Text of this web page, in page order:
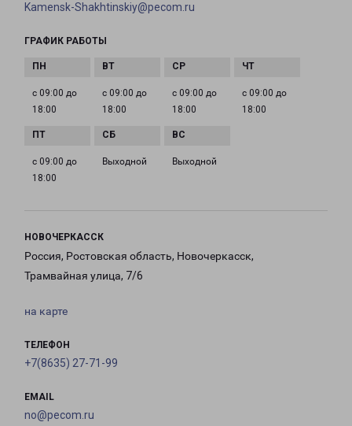
Kamensk-Shakhtinskiy@pecom.ru
ГРАФИК РАБОТЫ
с 09:00 до
18:00
с 09:00 до
18:00
с 09:00 до
18:00
с 09:00 до
18:00
с 09:00 до
18:00
Выходной Выходной
НОВОЧЕРКАССК
Россия, Ростовская область, Новочеркасск,
Трамвайная улица, 7/6
на карте
ТЕЛЕФОН
+7(8635) 27-71-99
EMAIL
no@pecom.ru